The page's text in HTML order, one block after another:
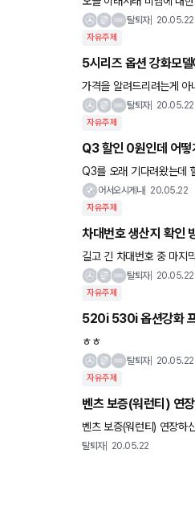
교 친구들 중에 비엠 본사
탈퇴자 20.05.22
자유주제
5시리즈 옵션 강화모
가격을 알려드리려는게 아니라 행복해지는 방법을 알려드리려구여...
잘 타고 있었던 것에 그리
탈퇴자 20.05.22
자유주제
Q3 할인 0원인데 어떻
Q3를 오래 기다려왔는데 할인0원 뭔가 억울한 기분? 이 ㅎㅎ 아우디라 그런가요;; Q5도 0원 Q3도 0원 6월로 넘겨야 할지 걍 살지
어서오시게나 20.05.22
자유주제
차대번호 생산지 확인
길고 긴 차대번호 중 마지막 7자리가 중요합니다. 그 7자리 중 첫 알파
은 C가 압도적으로 많습니
탈퇴자 20.05.22
자유주제
520i 530i 옵션강화
ㅎㅎ
탈퇴자 20.05.22
자유주제
벤츠 보증(워런티) 연
벤츠 보증(워런티) 연장하
탈퇴자 20.05.22